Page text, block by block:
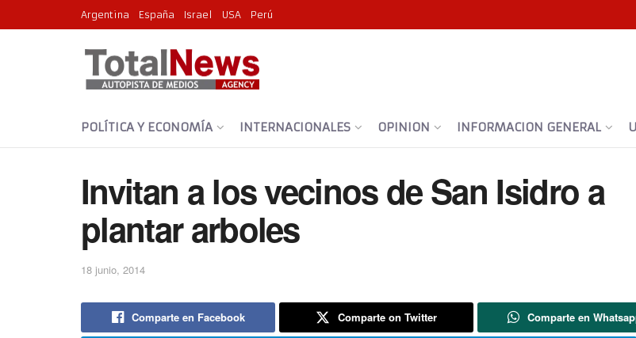
Argentina España Israel USA Perú
POLÍTICA Y ECONOMÍA INTERNACIONALES OPINION INFORMACION GENERAL
Invitan a los vecinos de San Isidro a
plantar arboles
18 junio, 2014
Comparte en Facebook Comparte on Twitter Comparte en